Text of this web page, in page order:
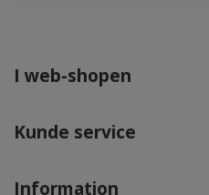
I web-shopen
Kunde service
Information